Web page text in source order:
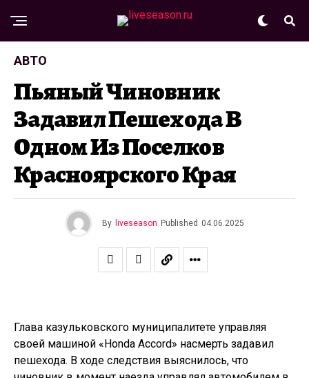
АВТО
Пьяный Чиновник
Задавил Пешехода В
Одном Из Поселков
Красноярского Края
By liveseason Published 04.06.2025
Глава казульковского муниципалитете управляя
своей машиной «Honda Accord» насмерть задавил
пешехода. В ходе следствия выяснилось, что